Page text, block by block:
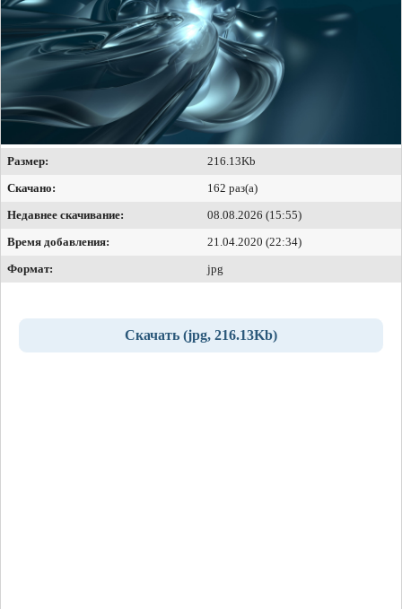
Размер:
216.13Kb
Скачано:
162 раз(а)
Недавнее скачивание:
08.08.2026 (15:55)
Время добавления:
21.04.2020 (22:34)
Формат:
jpg
Скачать (jpg, 216.13Kb)